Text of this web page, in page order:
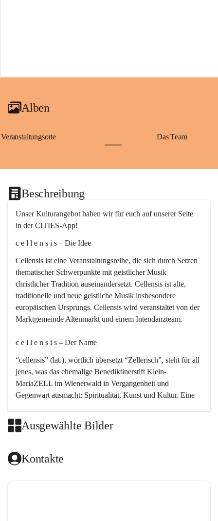
Alben
Veranstaltungsorte Das Team
Beschreibung
Unser Kulturangebot haben wir für euch auf unserer Seite
in der CITIES-App!
c e l l e n s i s – Die Idee
Cellensis ist eine Veranstaltungsreihe, die sich durch Setzen
thematischer Schwerpunkte mit geistlicher Musik
christlicher Tradition auseinandersetzt. Cellensis ist alte,
traditionelle und neue geistliche Musik insbesondere
europäischen Ursprungs. Cellensis wird veranstaltet von der
Marktgemeinde Altenmarkt und einem Intendanzteam.
c e l l e n s i s – Der Name
“cellensis” (lat.), wörtlich übersetzt “Zellerisch”, steht für all
jenes, was das ehemalige Benediktinerstift Klein-
MariaZELL im Wienerwald in Vergangenheit und
Gegenwart ausmacht: Spiritualität, Kunst und Kultur. Eine
Kirchenmusik, dem kunstvollen Lob Gottes.
Das kirchenmusikalische Festival Cellensis wird seit dem
Ausgewählte Bilder
Kontakte